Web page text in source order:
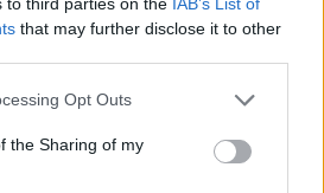
that may further disclose it to other
Opt Outs
the Sharing of my